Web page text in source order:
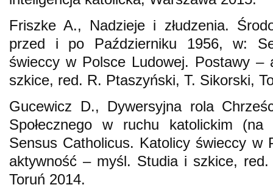
Friszke A., Nadzieje i złudzenia.
przed i po Październiku 1956, w:
świeccy w Polsce Ludowej. Postawy
szkice, red. R. Ptaszyński, T. Sikorski,
Gucewicz D., Dywersyjna rola
Społecznego w ruchu katolickim (na
Sensus Catholicus. Katolicy świeccy w
aktywność – myśl. Studia i szkice,
Toruń 2014.